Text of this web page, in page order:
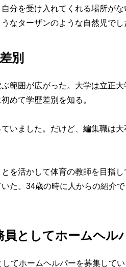
分を受け入れてくれる場所がな
なターザンのような自然児でし
別
範囲が広がった。大学は立正
めて学歴差別を知る。
いました。だけど、編集職は大
を活かして体育の教師を目指
た。34歳の時に人からの紹介
としてホームヘル
てホームヘルパーを募集してい